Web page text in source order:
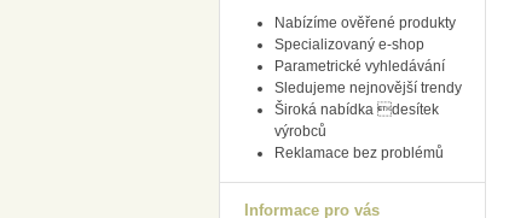
Nabízíme ověřené produkty
Specializovaný e-shop
Parametrické vyhledávání
Sledujeme nejnovější trendy
Široká nabídka desítek
výrobců
Reklamace bez problémů
Informace pro vás